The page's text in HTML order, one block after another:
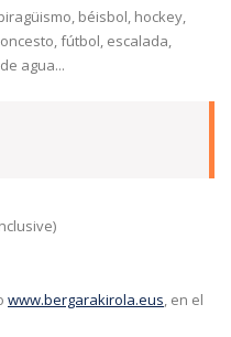
béisbol, hockey,
fútbol, escalada,
agua...
www.bergarakirola.eus, en el